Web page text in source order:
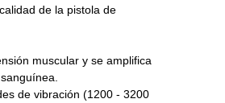
de la pistola de
muscular y se amplifica
de vibración (1200 - 3200